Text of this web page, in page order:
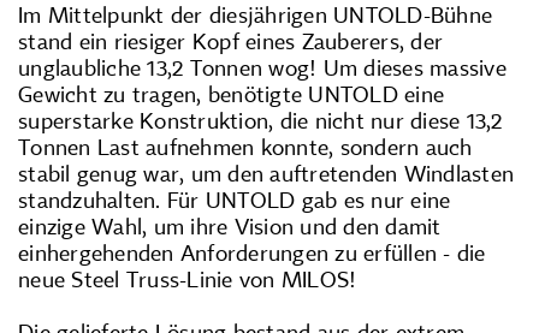
Im Mittelpunkt der diesjährigen UNTOLD-Bühne
stand ein riesiger Kopf eines Zauberers, der
unglaubliche 13,2 Tonnen wog! Um dieses massive
Gewicht zu tragen, benötigte UNTOLD eine
superstarke Konstruktion, die nicht nur diese 13,2
Tonnen Last aufnehmen konnte, sondern auch
stabil genug war, um den auftretenden Windlasten
standzuhalten. Für UNTOLD gab es nur eine
einzige Wahl, um ihre Vision und den damit
einhergehenden Anforderungen zu erfüllen - die
neue Steel Truss-Linie von MILOS!